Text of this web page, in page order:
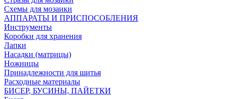
Схемы для мозаики
АППАРАТЫ И ПРИСПОСОБЛЕНИЯ
Инструменты
Коробки для хранения
Лапки
Насадки (матрицы)
Ножницы
Принадлежности для шитья
Расходные материалы
БИСЕР, БУСИНЫ, ПАЙЕТКИ